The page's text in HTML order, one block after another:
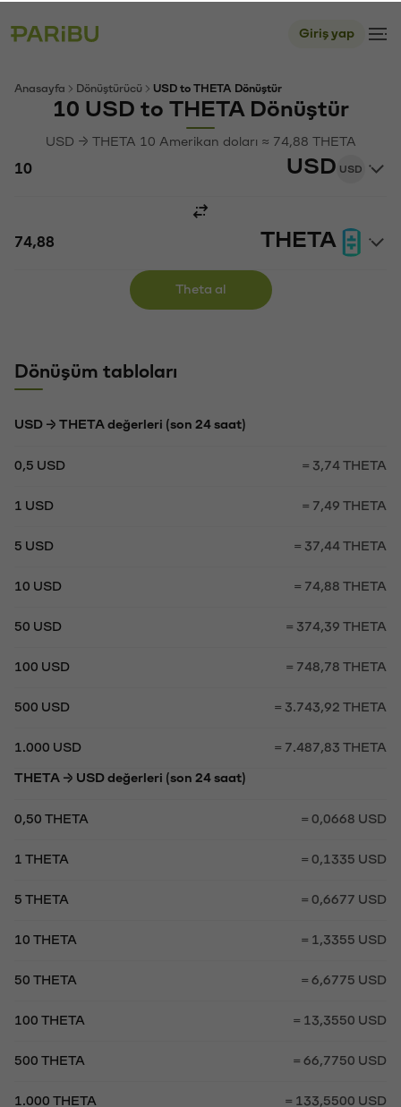
Giriş yap
Anasayfa Dönüştürücü USD to THETA Dönüştür
10 USD to THETA Dönüştür
USD → THETA 10 Amerikan doları ≈ 74,88 THETA
USD USD
THETA
Theta al
Dönüşüm tabloları
USD → THETA değerleri (son 24 saat)
0,5 USD = 3,74 THETA
1 USD = 7,49 THETA
5 USD = 37,44 THETA
10 USD = 74,88 THETA
50 USD = 374,39 THETA
100 USD = 748,78 THETA
500 USD = 3.743,92 THETA
1.000 USD = 7.487,83 THETA
THETA → USD değerleri (son 24 saat)
0,50 THETA = 0,0668 USD
1 THETA = 0,1335 USD
5 THETA = 0,6677 USD
10 THETA = 1,3355 USD
50 THETA = 6,6775 USD
100 THETA = 13,3550 USD
500 THETA = 66,7750 USD
1.000 THETA = 133,5500 USD